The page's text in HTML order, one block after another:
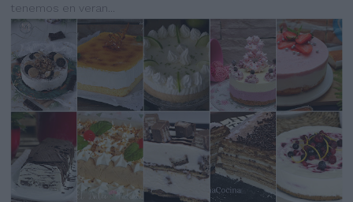
tenemos en veran...